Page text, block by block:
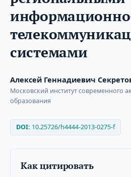
системами
Алексей Геннадиевич
Московский институт современного
образования
DOI: 10.25726/h4444-2013-0275-f
Как цитировать